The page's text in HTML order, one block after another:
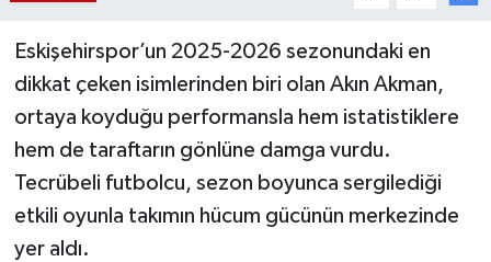
Eskişehirspor’un 2025-2026 sezonundaki en
dikkat çeken isimlerinden biri olan Akın Akman,
ortaya koyduğu performansla hem istatistiklere
hem de taraftarın gönlüne damga vurdu.
Tecrübeli futbolcu, sezon boyunca sergilediği
etkili oyunla takımın hücum gücünün merkezinde
yer aldı.